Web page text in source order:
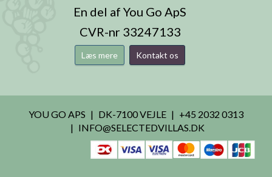
En del af You Go ApS
CVR-nr 33247133
Læs mere Kontakt os
YOU GO APS DK-7100 VEJLE
+45 2032 0313
INFO@SELECTEDVILLAS.DK